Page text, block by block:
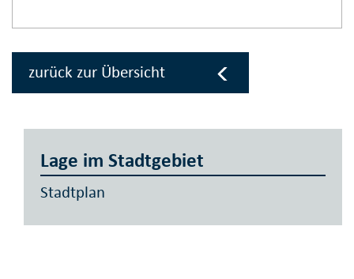
zurück zur Übersicht
Lage im Stadtgebiet
Stadtplan